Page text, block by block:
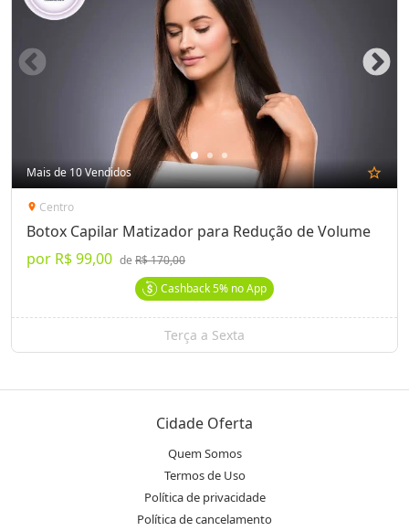
Mais de 10 Vendidos star_outline
location_on Centro
Botox Capilar Matizador para Redução de Volume
por R$ 99,00 de R$ 170,00
Cashback5% no App
Terça a Sexta
Cidade Oferta
Quem Somos
Termos de Uso
Política de privacidade
Política de cancelamento